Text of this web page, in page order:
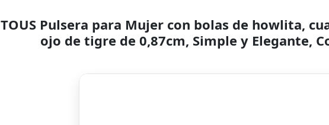
TOUS Pulsera para Mujer con bolas de howlita,
ojo de tigre de 0,87cm, Simple y Elegante,